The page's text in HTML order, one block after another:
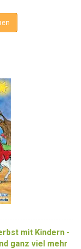
mit Kindern -
ganz viel mehr